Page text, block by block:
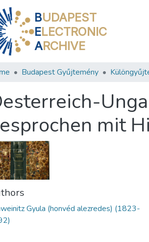
BUDAPEST
ELECTRONIC
ARCHIVE
Budapest Gyűjtemény
mit
Gyula (honvéd alezredes) (1823-